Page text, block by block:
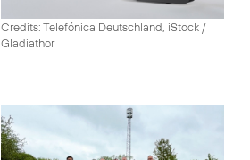
Credits: Telefónica Deutschland, iStock /
Gladiathor